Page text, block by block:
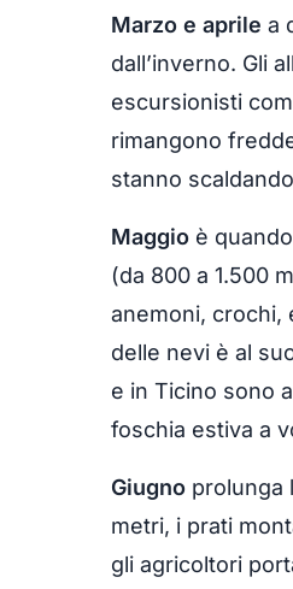
Marzo e aprile a
dall’inverno. Gli
escursionisti
rimangono
stanno
Maggio è
(da 800 a 1.500
anemoni, crochi,
delle nevi è al
e in Ticino sono
foschia estiva a
Giugno prolunga
metri, i prati
gli agricoltori